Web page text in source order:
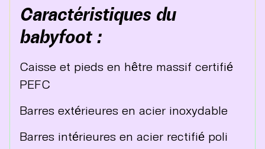
Caractéristiques du
babyfoot :
Caisse et pieds en hêtre massif certifié
PEFC
Barres extérieures en acier inoxydable
Barres intérieures en acier rectifié poli